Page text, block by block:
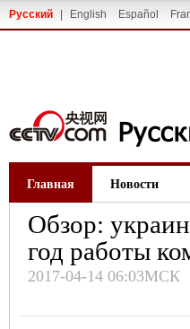
Русский English Español
Главная Новости
Обзор:
год работы
2017-04-14 06:03МСК